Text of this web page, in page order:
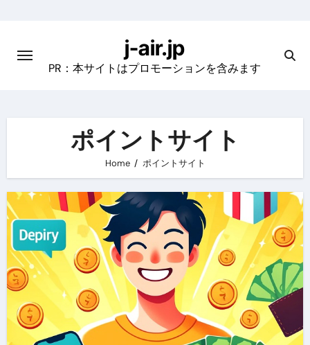
content
j-air.jp
PR：本サイトはプロモーションを含みます
ポイントサイト
Home ポイントサイト